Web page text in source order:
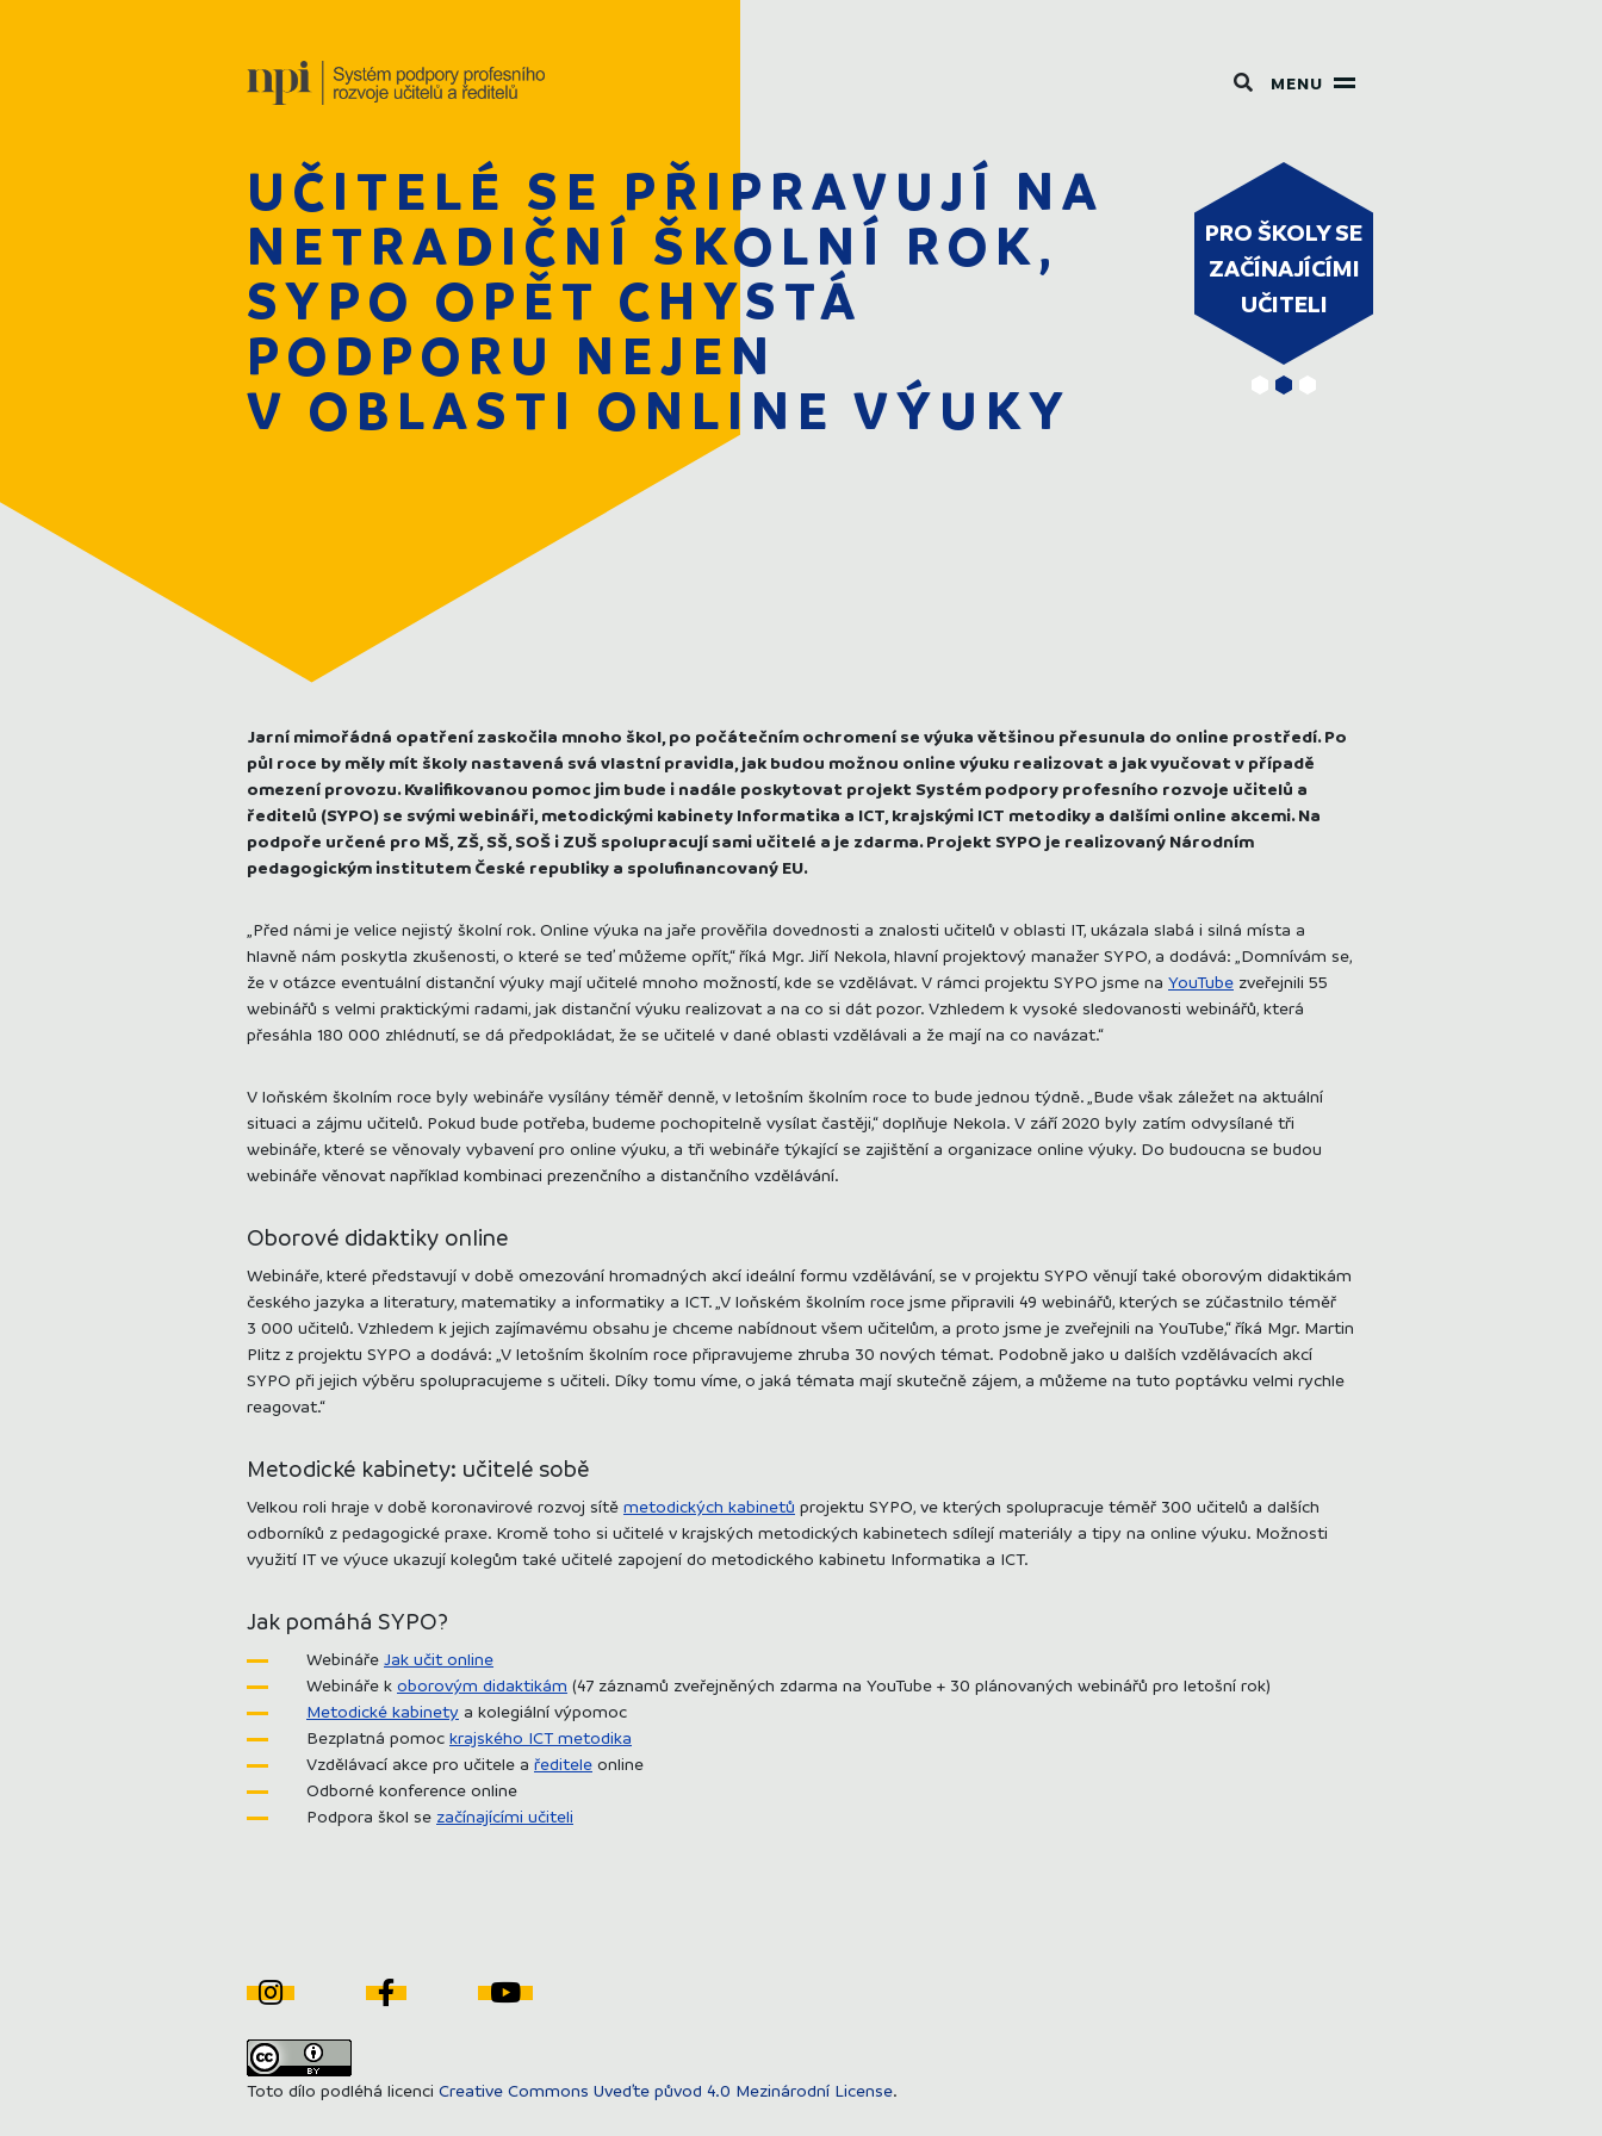
MENU
WEBINÁŘE
PODPORA
PRO ŠKOLY SE
ZAČÍNAJÍCÍMI
UČITELI
UČITELÉ SE PŘIPRAVUJÍ NA
NETRADIČNÍ ŠKOLNÍ ROK,
SYPO OPĚT CHYSTÁ
PODPORU NEJEN
V OBLASTI ONLINE VÝUKY
Jarní mimořádná opatření zaskočila mnoho škol, po počátečním ochromení se výuka většinou přesunula do online prostředí. Po
půl roce by měly mít školy nastavená svá vlastní pravidla, jak budou možnou online výuku realizovat a jak vyučovat v případě
omezení provozu. Kvalifikovanou pomoc jim bude i nadále poskytovat projekt Systém podpory profesního rozvoje učitelů a
ředitelů (SYPO) se svými webináři, metodickými kabinety Informatika a ICT, krajskými ICT metodiky a dalšími online akcemi. Na
podpoře určené pro MŠ, ZŠ, SŠ, SOŠ i ZUŠ spolupracují sami učitelé a je zdarma. Projekt SYPO je realizovaný Národním
pedagogickým institutem České republiky a spolufinancovaný EU.
„Před námi je velice nejistý školní rok. Online výuka na jaře prověřila dovednosti a znalosti učitelů v oblasti IT, ukázala slabá i silná místa a
hlavně nám poskytla zkušenosti, o které se teď můžeme opřít,“ říká Mgr. Jiří Nekola, hlavní projektový manažer SYPO, a dodává: „Domnívám se,
že v otázce eventuální distanční výuky mají učitelé mnoho možností, kde se vzdělávat. V rámci projektu SYPO jsme na YouTube zveřejnili 55
webinářů s velmi praktickými radami, jak distanční výuku realizovat a na co si dát pozor. Vzhledem k vysoké sledovanosti webinářů, která
přesáhla 180 000 zhlédnutí, se dá předpokládat, že se učitelé v dané oblasti vzdělávali a že mají na co navázat.“
V loňském školním roce byly webináře vysílány téměř denně, v letošním školním roce to bude jednou týdně. „Bude však záležet na aktuální
situaci a zájmu učitelů. Pokud bude potřeba, budeme pochopitelně vysílat častěji,“ doplňuje Nekola. V září 2020 byly zatím odvysílané tři
webináře, které se věnovaly vybavení pro online výuku, a tři webináře týkající se zajištění a organizace online výuky. Do budoucna se budou
webináře věnovat například kombinaci prezenčního a distančního vzdělávání.
Oborové didaktiky online
Webináře, které představují v době omezování hromadných akcí ideální formu vzdělávání, se v projektu SYPO věnují také oborovým didaktikám
českého jazyka a literatury, matematiky a informatiky a ICT. „V loňském školním roce jsme připravili 49 webinářů, kterých se zúčastnilo téměř
3 000 učitelů. Vzhledem k jejich zajímavému obsahu je chceme nabídnout všem učitelům, a proto jsme je zveřejnili na YouTube,“ říká Mgr. Martin
Plitz z projektu SYPO a dodává: „V letošním školním roce připravujeme zhruba 30 nových témat. Podobně jako u dalších vzdělávacích akcí
SYPO při jejich výběru spolupracujeme s učiteli. Díky tomu víme, o jaká témata mají skutečně zájem, a můžeme na tuto poptávku velmi rychle
reagovat.“
Metodické kabinety: učitelé sobě
Velkou roli hraje v době koronavirové rozvoj sítě metodických kabinetů projektu SYPO, ve kterých spolupracuje téměř 300 učitelů a dalších
odborníků z pedagogické praxe. Kromě toho si učitelé v krajských metodických kabinetech sdílejí materiály a tipy na online výuku. Možnosti
využití IT ve výuce ukazují kolegům také učitelé zapojení do metodického kabinetu Informatika a ICT.
Jak pomáhá SYPO?
Webináře Jak učit online
Webináře k oborovým didaktikám (47 záznamů zveřejněných zdarma na YouTube + 30 plánovaných webinářů pro letošní rok)
Metodické kabinety a kolegiální výpomoc
Bezplatná pomoc krajského ICT metodika
Vzdělávací akce pro učitele a ředitele online
Odborné konference online
Podpora škol se začínajícími učiteli
Toto dílo podléhá licenci Creative Commons Uveďte původ 4.0 Mezinárodní License.